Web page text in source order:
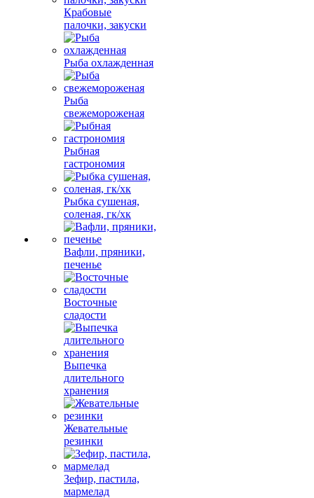
Крабовые
палочки, закуски
Рыба охлажденная
Рыба
свежемороженая
Рыбная
гастрономия
Рыбка сушеная,
соленая, гк/хк
Вафли, пряники,
печенье
Восточные
сладости
Выпечка
длительного
хранения
Жевательные
резинки
Зефир, пастила,
мармелад